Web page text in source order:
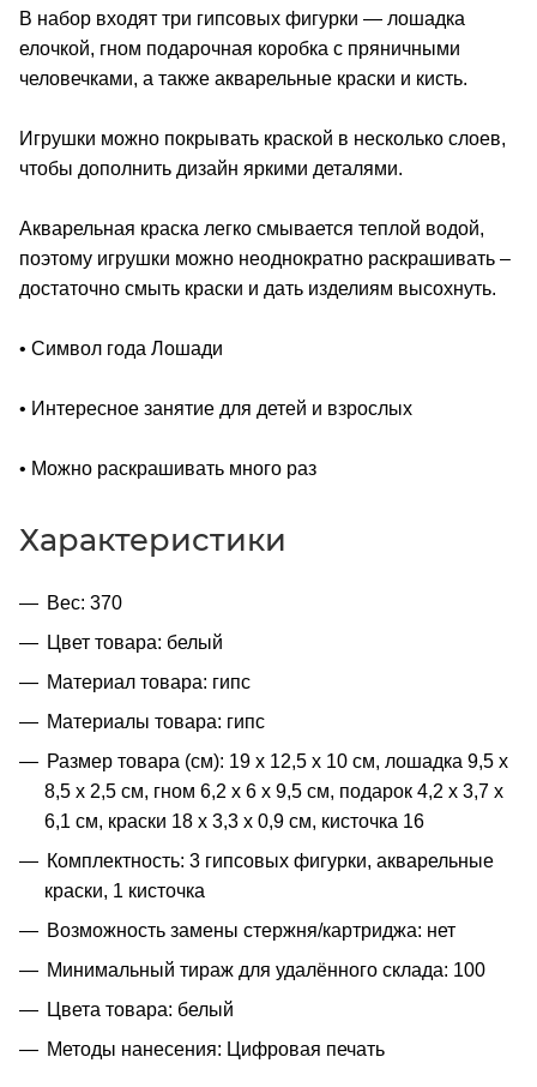
В набор входят три гипсовых фигурки — лошадка
елочкой, гном подарочная коробка с пряничными
человечками, а также акварельные краски и кисть.
Игрушки можно покрывать краской в несколько слоев,
чтобы дополнить дизайн яркими деталями.
Акварельная краска легко смывается теплой водой,
поэтому игрушки можно неоднократно раскрашивать –
достаточно смыть краски и дать изделиям высохнуть.
• Символ года Лошади
• Интересное занятие для детей и взрослых
• Можно раскрашивать много раз
Характеристики
Вес: 370
Цвет товара: белый
Материал товара: гипс
Материалы товара: гипс
Размер товара (см): 19 х 12,5 х 10 см, лошадка 9,5 х
8,5 х 2,5 см, гном 6,2 х 6 х 9,5 см, подарок 4,2 х 3,7 х
6,1 см, краски 18 х 3,3 х 0,9 см, кисточка 16
Комплектность: 3 гипсовых фигурки, акварельные
краски, 1 кисточка
Возможность замены стержня/картриджа: нет
Минимальный тираж для удалённого склада: 100
Цвета товара: белый
Методы нанесения: Цифровая печать